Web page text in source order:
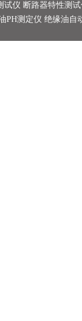
试仪 断路器特性测
PH测定仪 绝缘油自